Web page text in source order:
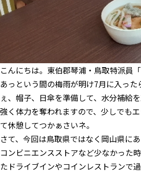
こんにちは。東伯郡琴浦・鳥取特派員
あっという間の梅雨が明け7月に入っ
ぇ、帽子、日傘を準備して、水分補給
強く体力を奪われますので、少しでも
て休憩してつかぁさいネ。
さて、今回は鳥取県ではなく岡山県に
コンビニエンスストアなど少なかった
たドライブインやコインレストランで